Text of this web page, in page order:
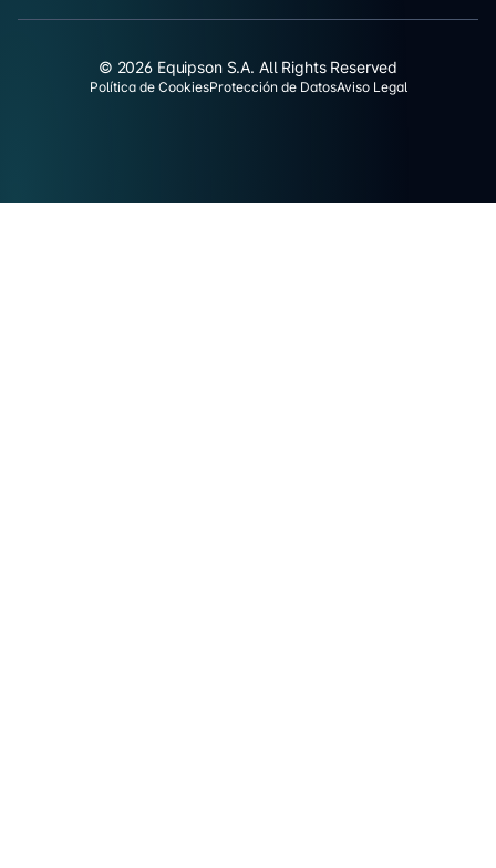
© 2026 Equipson S.A. All Rights Reserved
Política de CookiesProtección de DatosAviso Legal